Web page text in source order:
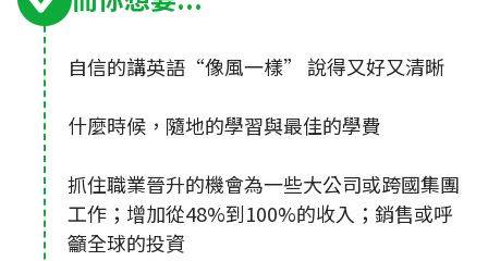
自信的講英語“像風一樣” 說得又好又清晰
什麼時候，隨地的學習與最佳的學費
抓住職業晉升的機會為一些大公司或跨國集團
工作；增加從48%到100%的收入；銷售或呼
籲全球的投資